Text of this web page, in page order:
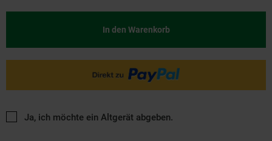
In den Warenkorb
Ja, ich möchte ein Altgerät abgeben.